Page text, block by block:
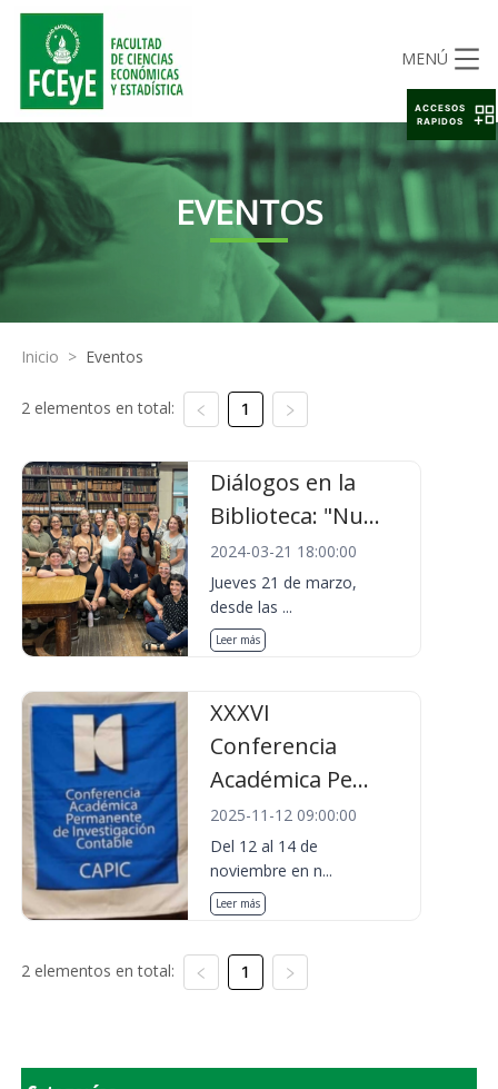
MENÚ
EVENTOS
Inicio > Eventos
2 elementos en total: 1
Diálogos en la
Biblioteca: "Nu...
2024-03-21 18:00:00
Jueves 21 de marzo,
desde las ...
Leer más
XXXVI
Conferencia
Académica Pe...
2025-11-12 09:00:00
Del 12 al 14 de
noviembre en n...
Leer más
2 elementos en total: 1
ACCESOS
RAPIDOS